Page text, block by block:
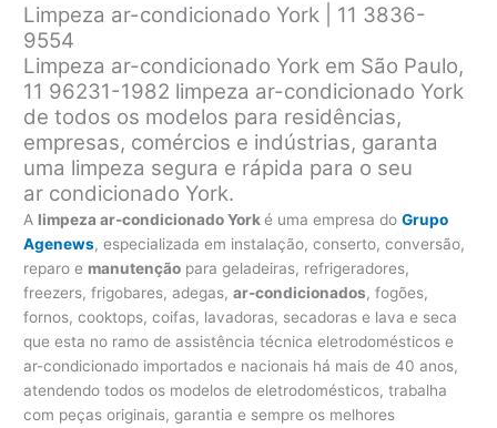
Limpeza ar-condicionado York | 11 3836-
9554
Limpeza ar-condicionado York em São Paulo,
11 96231-1982 limpeza ar-condicionado York
de todos os modelos para residências,
empresas, comércios e indústrias, garanta
uma limpeza segura e rápida para o seu
ar condicionado York.
A limpeza ar-condicionado Yorké uma empresa doGrupo
Agenews, especializada em instalação, conserto, conversão,
reparo e manutenção para geladeiras, refrigeradores,
freezers, frigobares, adegas,ar-condicionados, fogões,
fornos, cooktops, coifas, lavadoras, secadoras e lava e seca
que esta no ramo de assistência técnica eletrodomésticos e
ar-condicionado importados e nacionais há mais de 40 anos,
atendendo todos os modelos de eletrodomésticos, trabalha
com peças originais, garantia e sempre os melhores